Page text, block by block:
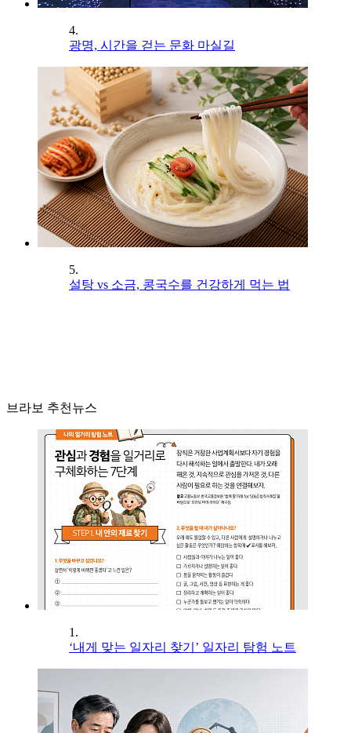
4.
광명, 시간을 걷는 문화 마실길
5.
설탕 vs 소금, 콩국수를 건강하게 먹는 법
브라보 추천뉴스
1.
‘내게 맞는 일자리 찾기’ 일자리 탐험 노트